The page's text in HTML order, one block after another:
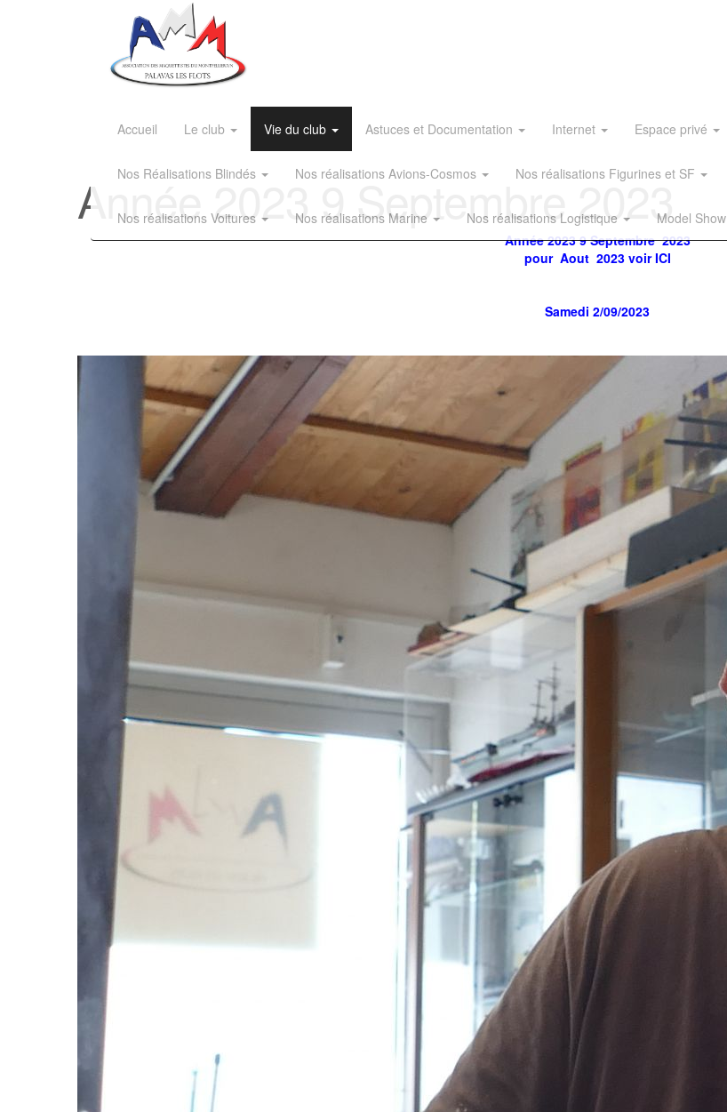
Accueil Le club Vie du club Astuces et Documentation Internet Espace privé
Nos Réalisations Blindés Nos réalisations Avions-Cosmos Nos réalisations Figurines et SF
Nos réalisations Voitures Nos réalisations Marine Nos réalisations Logistique Model Show
Année 2023 9 Septembre 2023
Année 2023 9 Septembre 2023
pour Aout 2023 voir ICI
Samedi 2/09/2023